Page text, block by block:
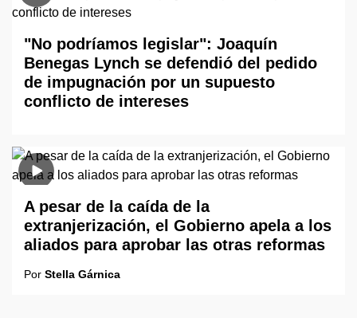
"No podríamos legislar": Joaquín
Benegas Lynch se defendió del pedido
de impugnación por un supuesto
conflicto de intereses
A pesar de la caída de la
extranjerización, el Gobierno apela a los
aliados para aprobar las otras reformas
Por Stella Gárnica